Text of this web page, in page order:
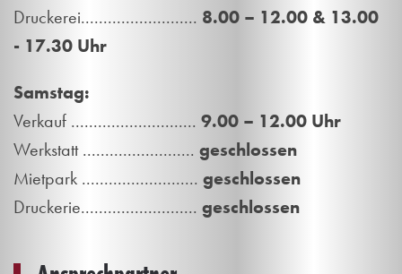
Druckerei.......................... 8.00 – 12.00 & 13.00
- 17.30 Uhr
Samstag:
Verkauf ............................ 9.00 – 12.00 Uhr
Werkstatt ......................... geschlossen
Mietpark .......................... geschlossen
Druckerie.......................... geschlossen